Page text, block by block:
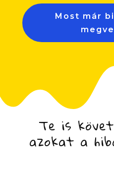
Most már
Te is
azokat a